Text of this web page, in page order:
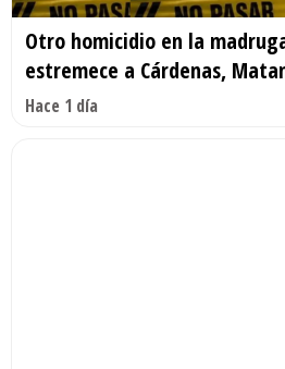
Otro homicidio en la
estremece a Cárdenas,
Hace 1 día